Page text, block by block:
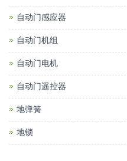
自动门感应器
自动门机组
自动门电机
自动门遥控器
地弹簧
地锁